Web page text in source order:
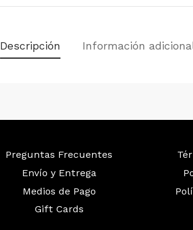
Descripción Información
Preguntas Frecuentes
Envío y Entrega
Medios de Pago
Gift Cards